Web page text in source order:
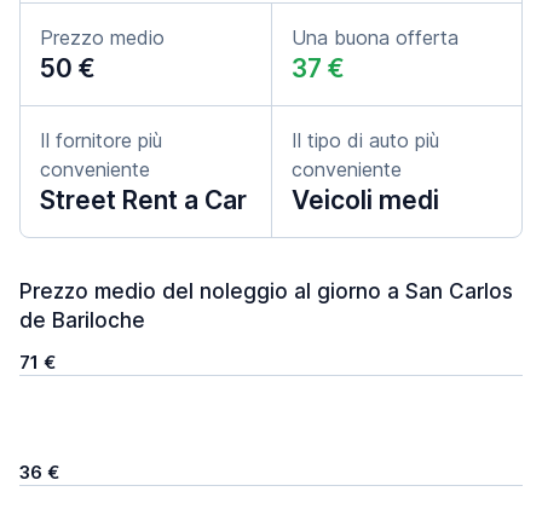
Prezzo medio
50 €
Una buona offerta
37 €
Il fornitore più
conveniente
Street Rent a Car
Il tipo di auto più
conveniente
Veicoli medi
Prezzo medio del noleggio al giorno a San Carlos
de Bariloche
71 €
36 €